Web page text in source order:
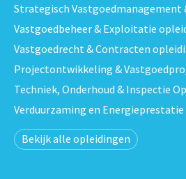
Strategisch Vastgoedmanagement
Vastgoedbeheer & Exploitatie
Vastgoedrecht & Contracten
Projectontwikkeling &
Techniek, Onderhoud & Inspectie
Verduurzaming en
Bekijk alle opleidingen